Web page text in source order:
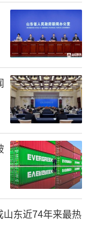
东近74年来最热